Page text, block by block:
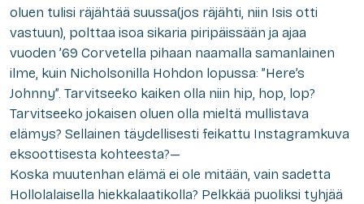
oluen tulisi räjähtää suussa(jos räjähti, niin Isis otti
vastuun), polttaa isoa sikaria piripäissään ja ajaa
vuoden ’69 Corvetella pihaan naamalla samanlainen
ilme, kuin Nicholsonilla Hohdon lopussa: ”Here’s
Johnny”. Tarvitseeko kaiken olla niin hip, hop, lop?
Tarvitseeko jokaisen oluen olla mieltä mullistava
elämys? Sellainen täydellisesti feikattu Instagramkuva
eksoottisesta kohteesta?—
Koska muutenhan elämä ei ole mitään, vain sadetta
Hollolalaisella hiekkalaatikolla? Pelkkää puoliksi tyhjää